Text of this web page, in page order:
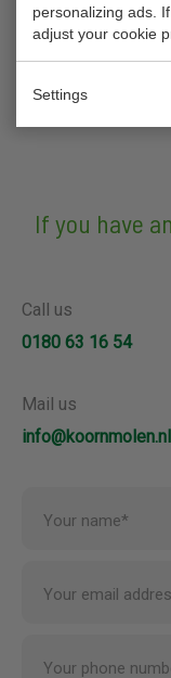
personalizing ads.
adjust your cookie
SettingsBACK
If you have
Call us
0180 63 16 54
Mail us
info@koornmolen.nl
Your name*
Your email
Your phone